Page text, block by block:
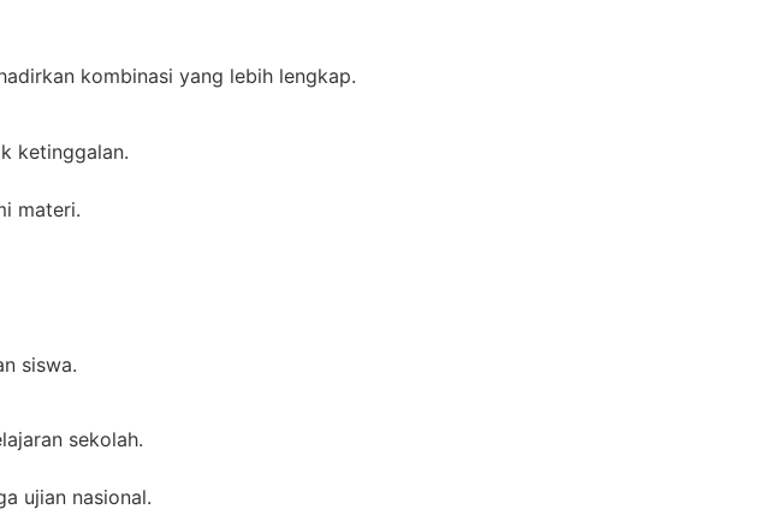
kombinasi yang lebih lengkap.
ketinggalan.
materi.
siswa.
sekolah.
ujian nasional.